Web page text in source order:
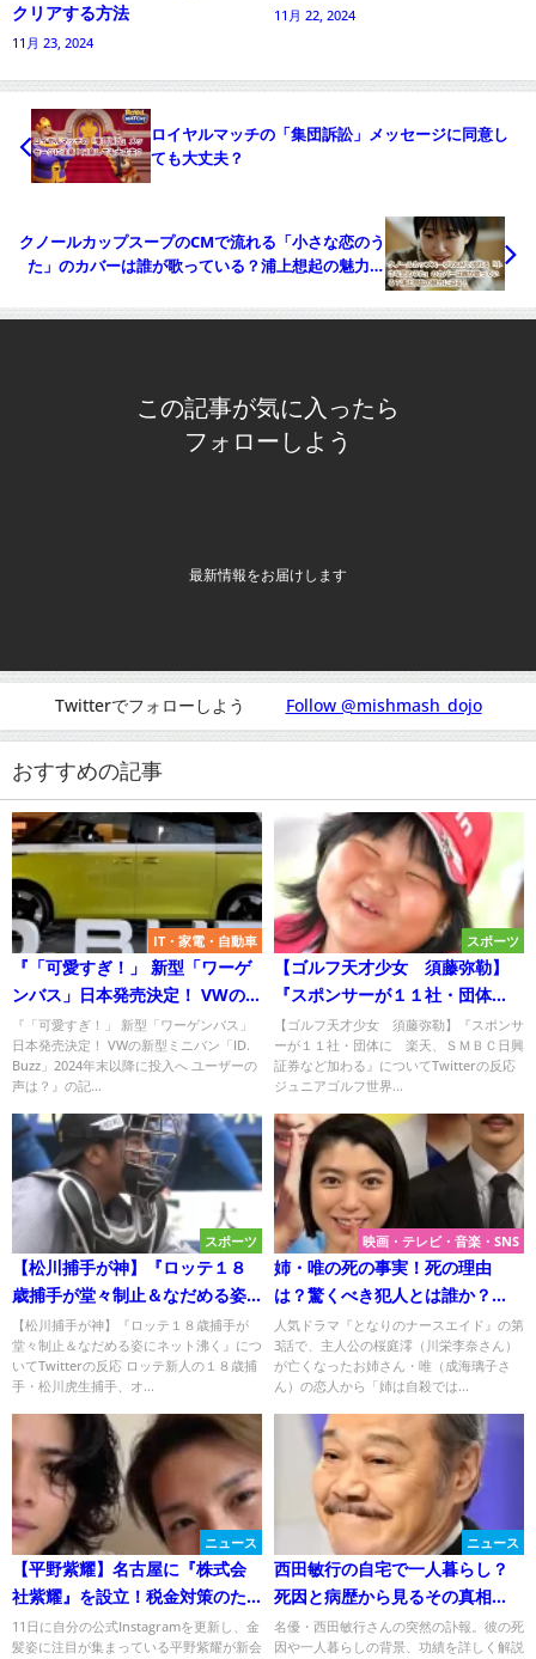
クリアする方法
11月 23, 2024
11月 22, 2024
ロイヤルマッチの「集団訴訟」メッセージに同意し
ても大丈夫？
クノールカップスープのCMで流れる「小さな恋のう
た」のカバーは誰が歌っている？浦上想起の魅力に
この記事が気に入ったら
フォローしよう
最新情報をお届けします
Twitterでフォローしよう Follow @mishmash_dojo
おすすめの記事
IT・家電・自動車
『「可愛すぎ！」 新型「ワーゲ
ンバス」日本発売決定！ VWの新
型ミニバン「ID. Buzz」2024年
末以降に投入へ ユーザーの声
は？』についてTwitterの反応
『「可愛すぎ！」 新型「ワーゲンバス」
日本発売決定！ VWの新型ミニバン「ID.
Buzz」2024年末以降に投入へ ユーザーの
声は？』の記...
スポーツ
【ゴルフ天才少女 須藤弥勒】
『スポンサーが１１社・団体
に 楽天、ＳＭＢＣ日興証券な
ど加わる』についてTwitterの反
応
【ゴルフ天才少女 須藤弥勒】『スポンサ
ーが１１社・団体に 楽天、ＳＭＢＣ日興
証券など加わる』についてTwitterの反応
ジュニアゴルフ世界...
スポーツ
【松川捕手が神】『ロッテ１８
歳捕手が堂々制止＆なだめる姿
にネット沸く』
【松川捕手が神】『ロッテ１８歳捕手が
堂々制止＆なだめる姿にネット沸く』につ
いてTwitterの反応 ロッテ新人の１８歳捕
手・松川虎生捕手、オ...
映画・テレビ・音楽・SNS
姉・唯の死の事実！死の理由
は？驚くべき犯人とは誰か？
【となりのナースエイド・第4
話】
人気ドラマ『となりのナースエイド』の第
3話で、主人公の桜庭澪（川栄李奈さん）
が亡くなったお姉さん・唯（成海璃子さ
ん）の恋人から「姉は自殺では...
ニュース
【平野紫耀】名古屋に『株式会
社紫耀』を設立！税金対策のた
めに設立された？弟・莉玖くん
の会社?
11日に自分の公式Instagramを更新し、金
髪姿に注目が集まっている平野紫耀が新会
ニュース
西田敏行の自宅で一人暮らし？
死因と病歴から見るその真相
は？
名優・西田敏行さんの突然の訃報。彼の死
因や一人暮らしの背景、功績を詳しく解説